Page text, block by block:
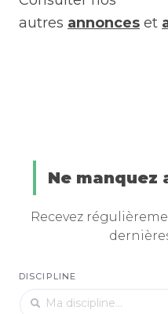
autres annonces et
Ne manquez
Recevez
DISCIPLINE